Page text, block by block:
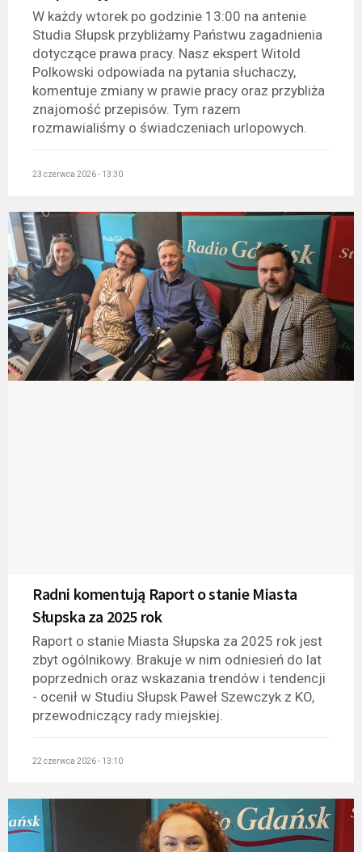
W każdy wtorek po godzinie 13:00 na antenie
Studia Słupsk przybliżamy Państwu zagadnienia
dotyczące prawa pracy. Nasz ekspert Witold
Polkowski odpowiada na pytania słuchaczy,
komentuje zmiany w prawie pracy oraz przybliża
znajomość przepisów. Tym razem
rozmawialiśmy o świadczeniach urlopowych.
23 czerwca 2026 - 13:30
Radni komentują Raport o stanie Miasta
Słupska za 2025 rok
Raport o stanie Miasta Słupska za 2025 rok jest
zbyt ogólnikowy. Brakuje w nim odniesień do lat
poprzednich oraz wskazania trendów i tendencji
- ocenił w Studiu Słupsk Paweł Szewczyk z KO,
przewodniczący rady miejskiej.
22 czerwca 2026 - 13:10